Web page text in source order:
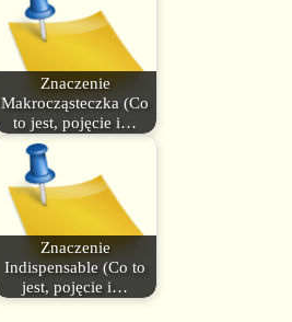
Znaczenie
Makrocząsteczka (Co
to jest, pojęcie i…
Znaczenie
Indispensable (Co to
jest, pojęcie i…